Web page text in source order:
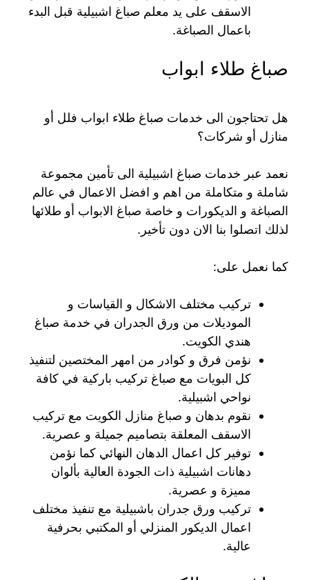
الاسقف على يد معلم صباغ اشبيلية قبل البدء
باعمال الصباغة.
صباغ طلاء ابواب
هل تحتاجون الى خدمات صباغ طلاء ابواب فلل أو
منازل أو شركات؟
نعمد عبر خدمات صباغ اشبيلية الى تأمين مجموعة
شاملة و متكاملة من اهم و افضل الاعمال في عالم
الصباغة و الديكورات و خاصة صباغ الابواب أو طلائها
لذلك اتصلوا بنا الان دون تأخير.
كما نعمل على:
تركيب مختلف الاشكال و القياسات و
الموديلات من ورق الجدران في خدمة صباغ
هندي الكويت.
نؤمن فرق و كوادر من امهر المختصين لتنفيذ
كل البويات مع صباغ تركيب باركية في كافة
نواحي اشبيلية.
نقوم بدهان و صباغ منازل الكويت مع تركيب
الاسقف المعلقة بتصاميم جميلة و عصرية.
توفير كل اعمال الدهان النهائي كما نؤمن
دهانات اشبيلية ذات الجودة العالية بألوان
مميزة و عصرية.
تركيب ورق جدران باشبيلية مع تنفيذ مختلف
اعمال الديكور المنزلي أو المكتبي بحرفية
عالية.